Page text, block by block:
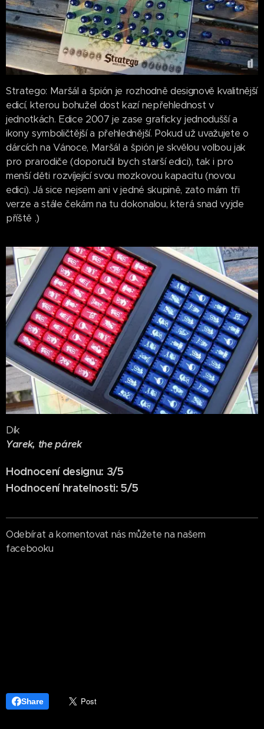
Stratego: Maršál a špión je rozhodně designově kvalitnější
edicí, kterou bohužel dost kazí nepřehlednost v
jednotkách. Edice 2007 je zase graficky jednodušší a
ikony symboličtější a přehlednější. Pokud už uvažujete o
dárcích na Vánoce, Maršál a špión je skvělou volbou jak
pro prarodiče (doporučil bych starší edici), tak i pro
menší děti rozvíjející svou mozkovou kapacitu (novou
edici). Já sice nejsem ani v jedné skupině, zato mám tři
verze a stále čekám na tu dokonalou, která snad vyjde
příště .)
Dík
Yarek, the párek
Hodnocení designu: 3/5
Hodnocení hratelnosti: 5/5
Odebírat a komentovat nás můžete na našem
facebooku
Share